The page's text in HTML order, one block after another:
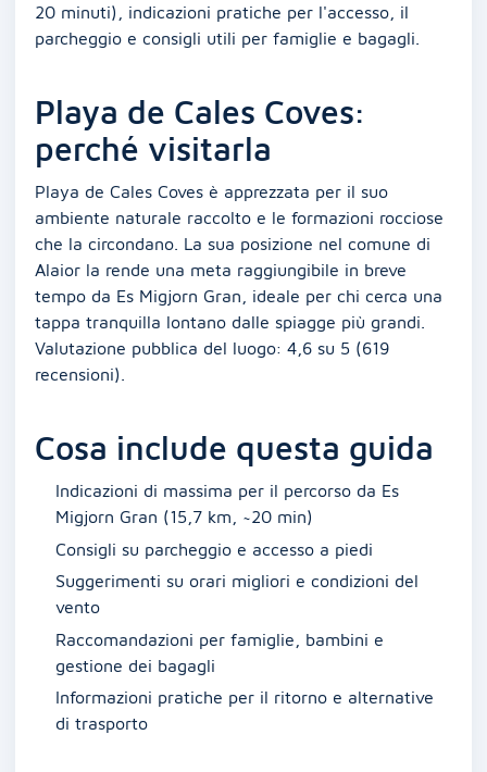
20 minuti), indicazioni pratiche per l'accesso, il
parcheggio e consigli utili per famiglie e bagagli.
Playa de Cales Coves:
perché visitarla
Playa de Cales Coves è apprezzata per il suo
ambiente naturale raccolto e le formazioni rocciose
che la circondano. La sua posizione nel comune di
Alaior la rende una meta raggiungibile in breve
tempo da Es Migjorn Gran, ideale per chi cerca una
tappa tranquilla lontano dalle spiagge più grandi.
Valutazione pubblica del luogo: 4,6 su 5 (619
recensioni).
Cosa include questa guida
Indicazioni di massima per il percorso da Es
Migjorn Gran (15,7 km, ~20 min)
Consigli su parcheggio e accesso a piedi
Suggerimenti su orari migliori e condizioni del
vento
Raccomandazioni per famiglie, bambini e
gestione dei bagagli
Informazioni pratiche per il ritorno e alternative
di trasporto